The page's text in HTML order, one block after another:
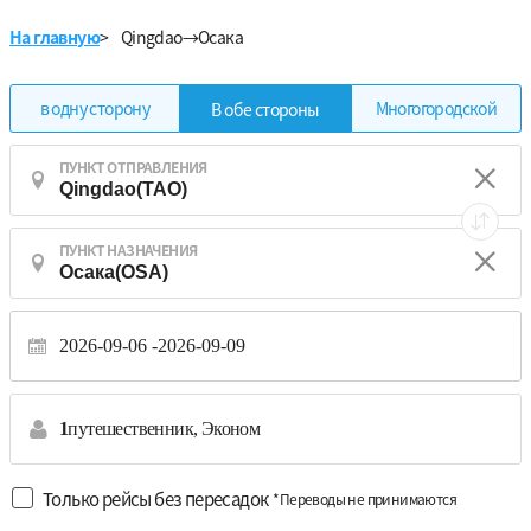
На главную> Qingdao→Осака
в одну сторону В обе стороны Многогородской
ПУНКТ ОТПРАВЛЕНИЯ
ПУНКТ НАЗНАЧЕНИЯ
2026-09-06 2026-09-09
1путешественник, Эконом
Только рейсы без пересадок *Переводы не принимаются